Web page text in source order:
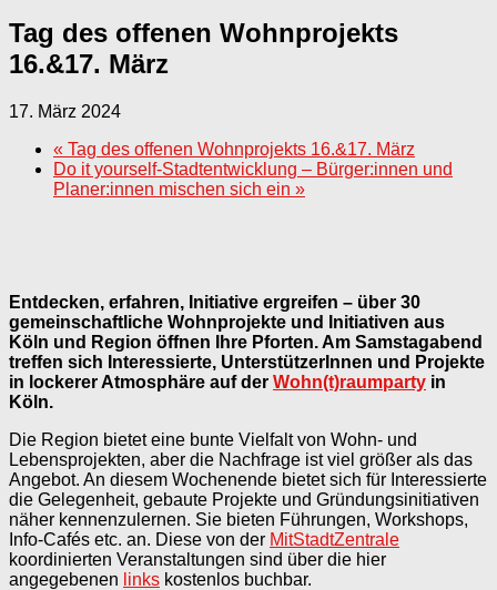
Tag des offenen Wohnprojekts
16.&17. März
17. März 2024
« Tag des offenen Wohnprojekts 16.&17. März
Do it yourself-Stadtentwicklung – Bürger:innen und
Planer:innen mischen sich ein »
Entdecken, erfahren, Initiative ergreifen – über 30
gemeinschaftliche Wohnprojekte und Initiativen aus
Köln und Region öffnen Ihre Pforten. Am Samstagabend
treffen sich Interessierte, UnterstützerInnen und Projekte
in lockerer Atmosphäre auf der Wohn(t)raumparty in
Köln.
Die Region bietet eine bunte Vielfalt von Wohn- und
Lebensprojekten, aber die Nachfrage ist viel größer als das
Angebot. An diesem Wochenende bietet sich für Interessierte
die Gelegenheit, gebaute Projekte und Gründungsinitiativen
näher kennenzulernen. Sie bieten Führungen, Workshops,
Info-Cafés etc. an. Diese von der MitStadtZentrale
koordinierten Veranstaltungen sind über die hier
angegebenen links kostenlos buchbar.